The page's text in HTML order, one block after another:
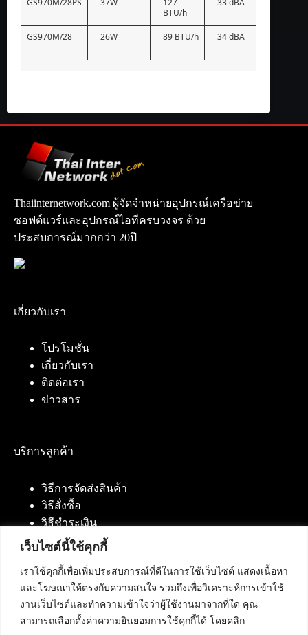
เว็บไซต์นี้ใช้คุกกี้
เราใช้คุกกี้เพื่อเพิ่มประสบการณ์ที่ดีในการใช้เว็บไซต์ แสดงเนื้อหา
และโฆษณาให้ตรงกับความสนใจ รวมถึงเพื่อวิเคราะห์การเข้าใช้
งานเว็บไซต์และทำความเข้าใจว่าผู้ใช้งานมาจากที่ใด คุณ
สามารถเลือกตั้งค่าความยินยอมการใช้คุกกี้ได้ โดยคลิก
GS970M/28PS 37W
127
BTU/h
33 dBA
GS970M/28 26W 89 BTU/h 34 dBA
Thaiinternetwork.com ผู้จัดจำหน่ายอุปกรณ์เครือข่าย
ซอฟต์แวร์และอุปกรณ์ไอทีครบวงจร ด้วย
ประสบการณ์มากกว่า 20ปี
เกี่ยวกับเรา
โปรโมชั่น
เกี่ยวกับเรา
ติดต่อเรา
ข่าวสาร
บริการลูกค้า
วิธีการจัดส่งสินค้า
วิธีสั่งซื้อ
วิธีชำระเงิน
ติดต่อเรา
บริษัท เน็ทฟิวชั่น คอมมิวนิเคชั่น จำกัด 420/94 ถนน
นัมเบอร์วัน-ราม 2 แขวงดอกไม้, เขตประเวศ